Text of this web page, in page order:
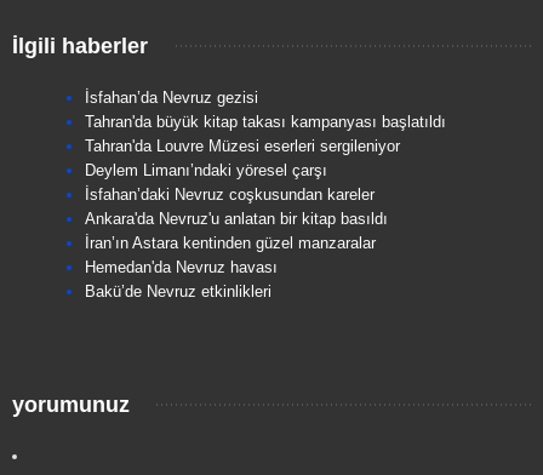
İlgili haberler
İsfahan’da Nevruz gezisi
Tahran'da büyük kitap takası kampanyası başlatıldı
Tahran'da Louvre Müzesi eserleri sergileniyor
Deylem Limanı’ndaki yöresel çarşı
İsfahan’daki Nevruz coşkusundan kareler
Ankara'da Nevruz'u anlatan bir kitap basıldı
İran’ın Astara kentinden güzel manzaralar
Hemedan'da Nevruz havası
Bakü’de Nevruz etkinlikleri
yorumunuz